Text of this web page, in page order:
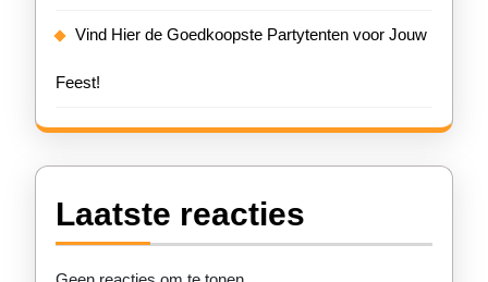
Vind Hier de Goedkoopste Partytenten voor Jouw
Feest!
Laatste reacties